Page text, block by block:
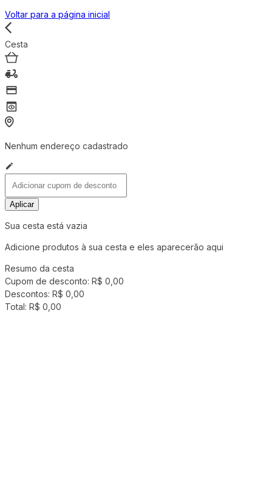
Voltar para a página inicial
Cesta
Nenhum endereço cadastrado
Aplicar
Sua cesta está vazia
Adicione produtos à sua cesta e eles aparecerão aqui
Resumo da cesta
Cupom de desconto: R$ 0,00
Descontos: R$ 0,00
Total: R$ 0,00